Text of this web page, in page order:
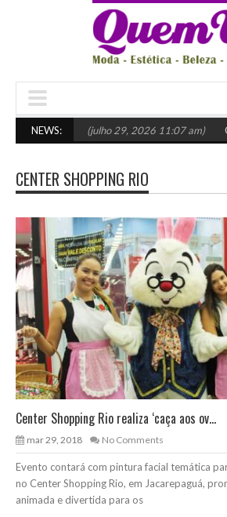
NEWS:
o certo (julho 29, 2026 11:07 am)
CENTER SHOPPING RIO
Center Shopping Rio realiza ‘caça aos ov...
mar 29, 2018 No Comments
Evento contará com pintura facial temática
no Center Shopping Rio, em Jacarepaguá,
animada e divertida para os